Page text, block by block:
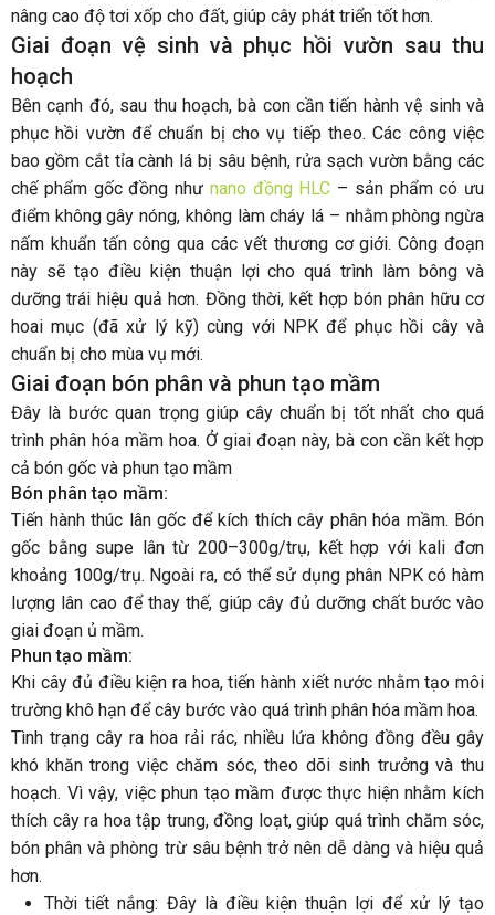
nâng cao độ tơi xốp cho đất, giúp cây phát triển tốt hơn.
Giai đoạn vệ sinh và phục hồi vườn sau thu
hoạch
Bên cạnh đó, sau thu hoạch, bà con cần tiến hành vệ sinh và
phục hồi vườn để chuẩn bị cho vụ tiếp theo. Các công việc
bao gồm cắt tỉa cành lá bị sâu bệnh, rửa sạch vườn bằng các
chế phẩm gốc đồng như nano đồng HLC – sản phẩm có ưu
điểm không gây nóng, không làm cháy lá – nhằm phòng ngừa
nấm khuẩn tấn công qua các vết thương cơ giới. Công đoạn
này sẽ tạo điều kiện thuận lợi cho quá trình làm bông và
dưỡng trái hiệu quả hơn. Đồng thời, kết hợp bón phân hữu cơ
hoai mục (đã xử lý kỹ) cùng với NPK để phục hồi cây và
chuẩn bị cho mùa vụ mới.
Giai đoạn bón phân và phun tạo mầm
Đây là bước quan trọng giúp cây chuẩn bị tốt nhất cho quá
trình phân hóa mầm hoa. Ở giai đoạn này, bà con cần kết hợp
cả bón gốc và phun tạo mầm
Bón phân tạo mầm:
Tiến hành thúc lân gốc để kích thích cây phân hóa mầm. Bón
gốc bằng supe lân từ 200–300g/trụ, kết hợp với kali đơn
khoảng 100g/trụ. Ngoài ra, có thể sử dụng phân NPK có hàm
lượng lân cao để thay thế, giúp cây đủ dưỡng chất bước vào
giai đoạn ủ mầm.
Phun tạo mầm:
Khi cây đủ điều kiện ra hoa, tiến hành xiết nước nhằm tạo môi
trường khô hạn để cây bước vào quá trình phân hóa mầm hoa.
Tình trạng cây ra hoa rải rác, nhiều lứa không đồng đều gây
khó khăn trong việc chăm sóc, theo dõi sinh trưởng và thu
hoạch. Vì vậy, việc phun tạo mầm được thực hiện nhằm kích
thích cây ra hoa tập trung, đồng loạt, giúp quá trình chăm sóc,
bón phân và phòng trừ sâu bệnh trở nên dễ dàng và hiệu quả
hơn.
Thời tiết nắng: Đây là điều kiện thuận lợi để xử lý tạo